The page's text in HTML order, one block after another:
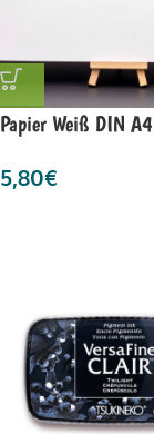
Papier Weiß DIN
5,80€